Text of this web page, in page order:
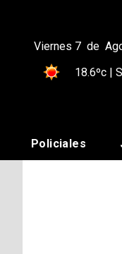
Viernes 7 de
18.6ºc |
Policiales